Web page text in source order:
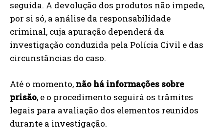
seguida. A devolução dos produtos não impede,
por si só, a análise da responsabilidade
criminal, cuja apuração dependerá da
investigação conduzida pela Polícia Civil e das
circunstâncias do caso.
Até o momento, não há informações sobre
prisão, e o procedimento seguirá os trâmites
legais para avaliação dos elementos reunidos
durante a investigação.